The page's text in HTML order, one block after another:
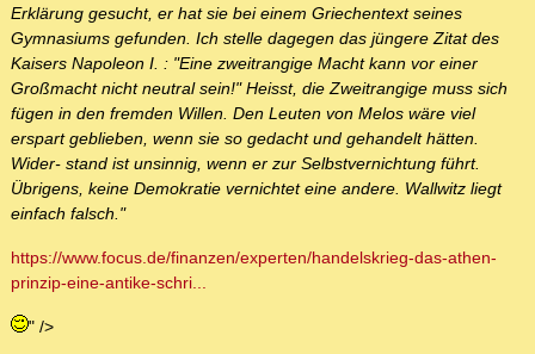
Erklärung gesucht, er hat sie bei einem Griechentext seines
Gymnasiums gefunden. Ich stelle dagegen das jüngere Zitat des
Kaisers Napoleon I. : "Eine zweitrangige Macht kann vor einer
Großmacht nicht neutral sein!" Heisst, die Zweitrangige muss sich
fügen in den fremden Willen. Den Leuten von Melos wäre viel
erspart geblieben, wenn sie so gedacht und gehandelt hätten.
Wider- stand ist unsinnig, wenn er zur Selbstvernichtung führt.
Übrigens, keine Demokratie vernichtet eine andere. Wallwitz liegt
einfach falsch."
https://www.focus.de/finanzen/experten/handelskrieg-das-athen-
prinzip-eine-antike-schri...
" />